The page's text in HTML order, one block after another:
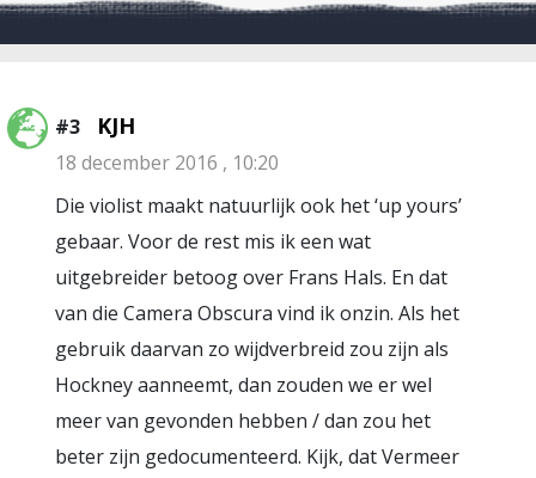
#3 KJH
18 december 2016 , 10:20
Die violist maakt natuurlijk ook het ‘up yours’
gebaar. Voor de rest mis ik een wat
uitgebreider betoog over Frans Hals. En dat
van die Camera Obscura vind ik onzin. Als het
gebruik daarvan zo wijdverbreid zou zijn als
Hockney aanneemt, dan zouden we er wel
meer van gevonden hebben / dan zou het
beter zijn gedocumenteerd. Kijk, dat Vermeer